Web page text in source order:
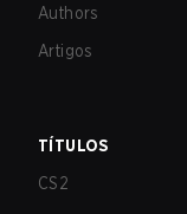
Authors
Artigos
TÍTULOS
CS2